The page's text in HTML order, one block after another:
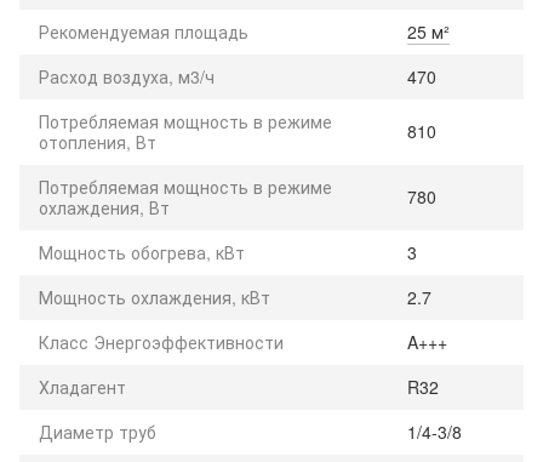
Рекомендуемая площадь
25 м²
Расход воздуха, м3/ч
470
Потребляемая мощность в режиме
отопления, Вт
810
Потребляемая мощность в режиме
охлаждения, Вт
780
Мощность обогрева, кВт
3
Мощность охлаждения, кВт
2.7
Класс Энергоэффективности
A+++
Хладагент
R32
Диаметр труб
1/4-3/8